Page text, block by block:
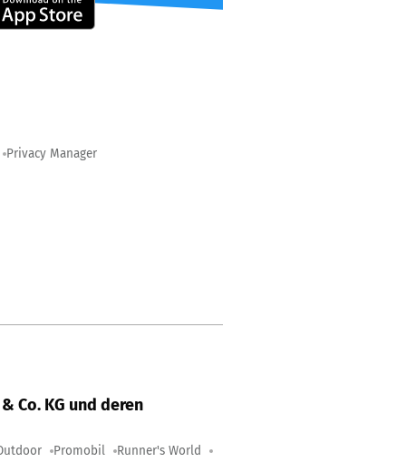
Privacy Manager
Co. KG und deren
Promobil Runner's World